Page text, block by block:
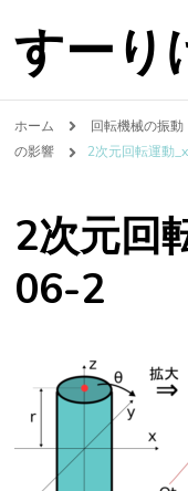
すーり
ホーム 回転機械の振動
の影響
2次元回転運動
2次元回
06-2